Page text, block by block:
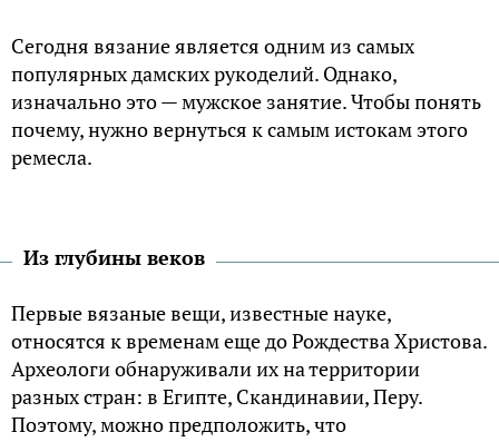
Сегодня вязание является одним из самых
популярных дамских рукоделий. Однако,
изначально это — мужское занятие. Чтобы понять
почему, нужно вернуться к самым истокам этого
ремесла.
Из глубины веков
Первые вязаные вещи, известные науке,
относятся к временам еще до Рождества Христова.
Археологи обнаруживали их на территории
разных стран: в Египте, Скандинавии, Перу.
Поэтому, можно предположить, что